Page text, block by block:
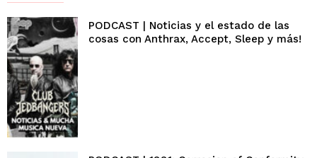
PODCAST | Noticias y el estado de las
cosas con Anthrax, Accept, Sleep y más!